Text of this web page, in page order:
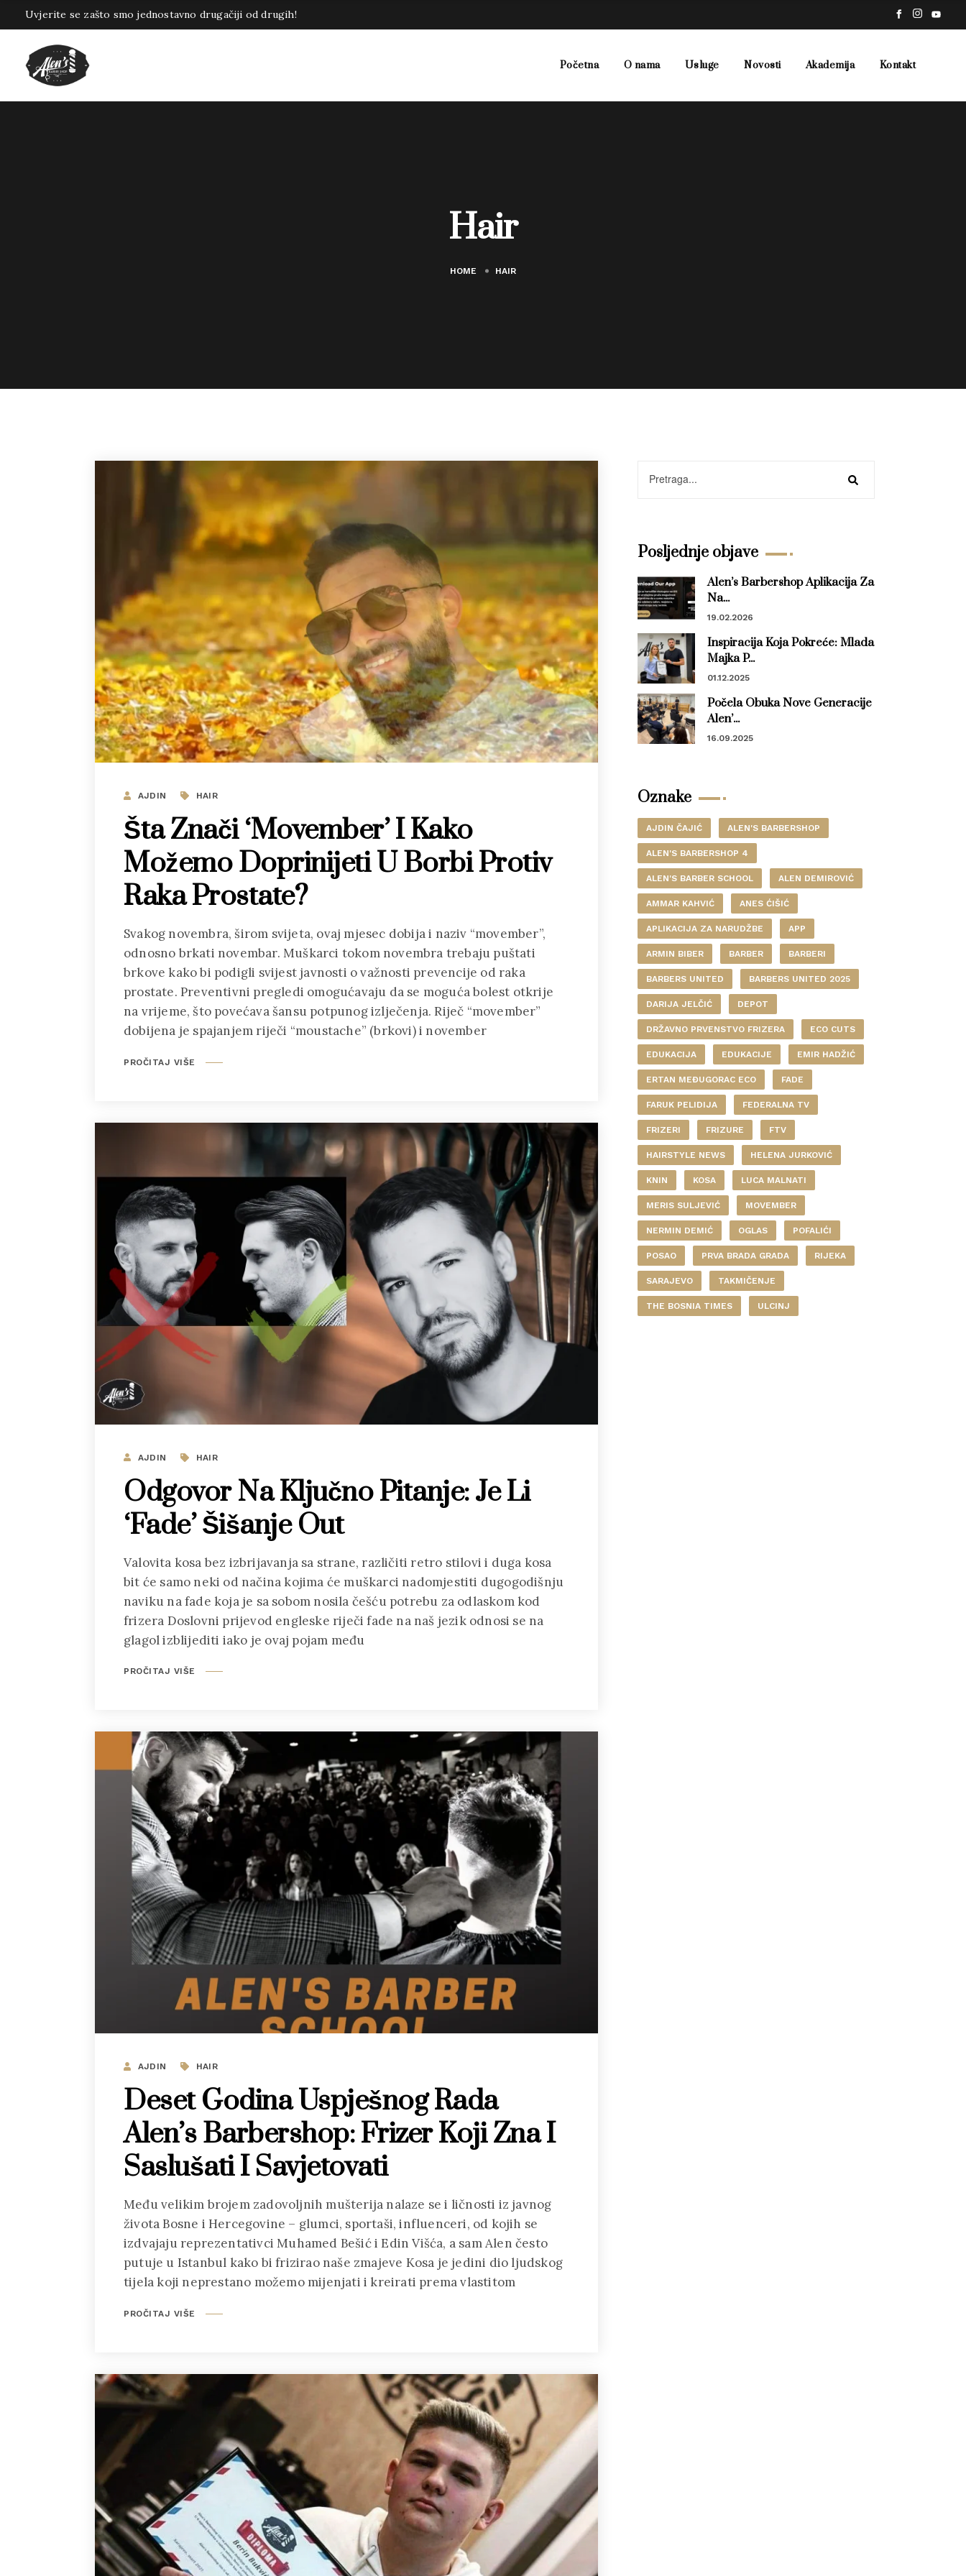
Uvjerite se zašto smo jednostavno drugačiji od drugih!
Početna O nama Usluge Novosti Akademija Kontakt
Hair
HOME HAIR
AJDIN HAIR
Šta Znači ‘Movember’ I Kako
Možemo Doprinijeti U Borbi Protiv
Raka Prostate?
Svakog novembra, širom svijeta, ovaj mjesec dobija i naziv “movember”,
odnosno brkati novembar. Muškarci tokom novembra trebaju puštati
brkove kako bi podigli svijest javnosti o važnosti prevencije od raka
prostate. Preventivni pregledi omogućavaju da se moguća bolest otkrije
na vrijeme, što povećava šansu potpunog izlječenja. Riječ “movember”
dobijena je spajanjem riječi “moustache” (brkovi) i november
PROČITAJ VIŠE
AJDIN HAIR
Odgovor Na Ključno Pitanje: Je Li
‘fade’ Šišanje Out
Valovita kosa bez izbrijavanja sa strane, različiti retro stilovi i duga kosa
bit će samo neki od načina kojima će muškarci nadomjestiti dugogodišnju
naviku na fade koja je sa sobom nosila češću potrebu za odlaskom kod
frizera Doslovni prijevod engleske riječi fade na naš jezik odnosi se na
glagol izblijediti iako je ovaj pojam među
PROČITAJ VIŠE
AJDIN HAIR
Deset Godina Uspješnog Rada
Alen’s Barbershop: Frizer Koji Zna I
Saslušati I Savjetovati
Među velikim brojem zadovoljnih mušterija nalaze se i ličnosti iz javnog
života Bosne i Hercegovine – glumci, sportaši, influenceri, od kojih se
izdvajaju reprezentativci Muhamed Bešić i Edin Višća, a sam Alen često
putuje u Istanbul kako bi frizirao naše zmajeve Kosa je jedini dio ljudskog
tijela koji neprestano možemo mijenjati i kreirati prema vlastitom
PROČITAJ VIŠE
Posljednje objave
Alen’s Barbershop Aplikacija Za
Na...
19.02.2026
Inspiracija Koja Pokreće: Mlada
Majka P...
01.12.2025
Počela Obuka Nove Generacije
Alen’...
16.09.2025
Oznake
AJDIN ČAJIĆ ALEN'S BARBERSHOP
ALEN'S BARBERSHOP 4
ALEN'S BARBER SCHOOL ALEN DEMIROVIĆ
AMMAR KAHVIĆ ANES ĆIŠIĆ
APLIKACIJA ZA NARUDŽBE APP
ARMIN BIBER BARBER BARBERI
BARBERS UNITED BARBERS UNITED 2025
DARIJA JELČIĆ DEPOT
DRŽAVNO PRVENSTVO FRIZERA ECO CUTS
EDUKACIJA EDUKACIJE EMIR HADŽIĆ
ERTAN MEĐUGORAC ECO FADE
FARUK PELIDIJA FEDERALNA TV
FRIZERI FRIZURE FTV
HAIRSTYLE NEWS HELENA JURKOVIĆ
KNIN KOSA LUCA MALNATI
MERIS SULJEVIĆ MOVEMBER
NERMIN DEMIĆ OGLAS POFALIĆI
POSAO PRVA BRADA GRADA RIJEKA
SARAJEVO TAKMIČENJE
THE BOSNIA TIMES ULCINJ